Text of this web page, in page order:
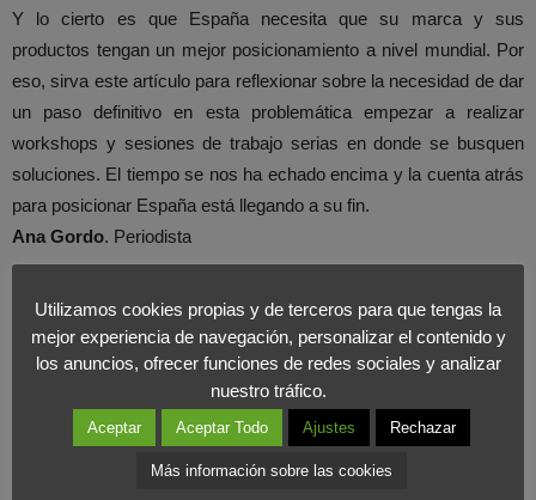
Y lo cierto es que España necesita que su marca y sus
productos tengan un mejor posicionamiento a nivel mundial. Por
eso, sirva este artículo para reflexionar sobre la necesidad de dar
un paso definitivo en esta problemática empezar a realizar
workshops y sesiones de trabajo serias en donde se busquen
soluciones. El tiempo se nos ha echado encima y la cuenta atrás
para posicionar España está llegando a su fin.
Ana Gordo. Periodista
Utilizamos cookies propias y de terceros para que tengas la
mejor experiencia de navegación, personalizar el contenido y
los anuncios, ofrecer funciones de redes sociales y analizar
nuestro tráfico.
Aceptar Aceptar Todo Ajustes Rechazar
Más información sobre las cookies